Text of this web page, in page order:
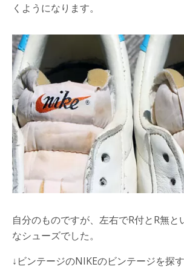
くようになります。
自分のものですが、左右でR付とR無と
なシューズでした。
↓ビンテージのNIKEのビンテージを探